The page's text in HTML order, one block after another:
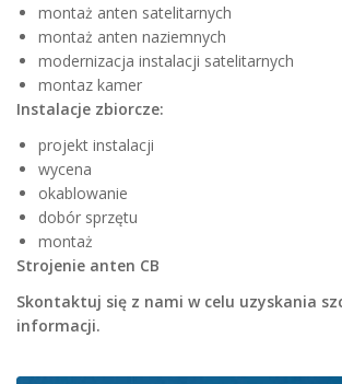
montaż anten satelitarnych
montaż anten naziemnych
modernizacja instalacji satelitarnych
montaz kamer
Instalacje zbiorcze:
projekt instalacji
wycena
okablowanie
dobór sprzętu
montaż
Strojenie anten CB
Skontaktuj się z nami w celu uzyskania
informacji.